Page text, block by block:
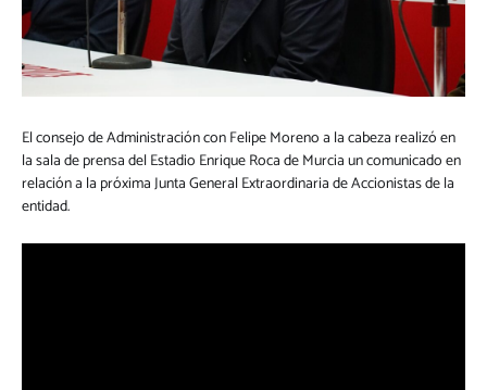
El consejo de Administración con Felipe Moreno a la cabeza realizó en
la sala de prensa del Estadio Enrique Roca de Murcia un comunicado en
relación a la próxima Junta General Extraordinaria de Accionistas de la
entidad.